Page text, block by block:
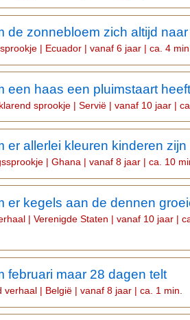
de zonnebloem zich altijd
| Ecuador | vanaf 6 jaar | ca. 4
een haas een pluimstaart
sprookje | Servië | vanaf 10 jaar |
er allerlei kleuren kinderen zijn
| Ghana | vanaf 8 jaar | ca. 10
er kegels aan de dennen
| Verenigde Staten | vanaf 10 jaar |
februari maar 28 dagen telt
verhaal | België | vanaf 8 jaar | ca. 1 min.